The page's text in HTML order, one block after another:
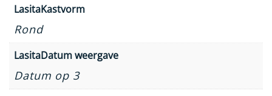
LasitaKastvorm
Rond
LasitaDatum weergave
Datum op 3